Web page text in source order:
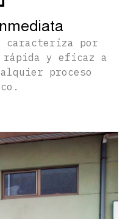
caracteriza por
rápida y eficaz a
proceso